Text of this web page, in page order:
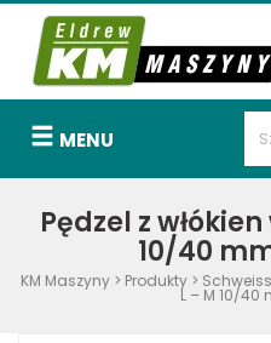
MENU
Pędzel z
10/40
KM Maszyny> Produkty>
L – M 10/40